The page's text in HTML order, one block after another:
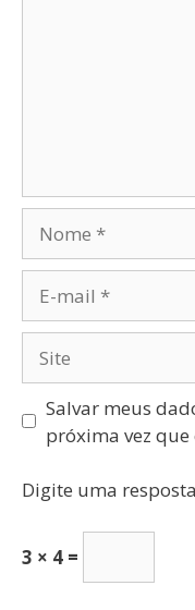
Salvar meus
próxima vez
Digite uma
3 × 4 =